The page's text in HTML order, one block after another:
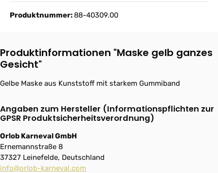
Produktnummer:88-40309.00
Produktinformationen "Maske gelb ganzes
Gesicht"
Gelbe Maske aus Kunststoff mit starkem Gummiband
Angaben zum Hersteller (Informationspflichten zur
GPSR Produktsicherheitsverordnung)
Orlob Karneval GmbH
Ernemannstraße 8
37327 Leinefelde, Deutschland
info@orlob-karneval.com